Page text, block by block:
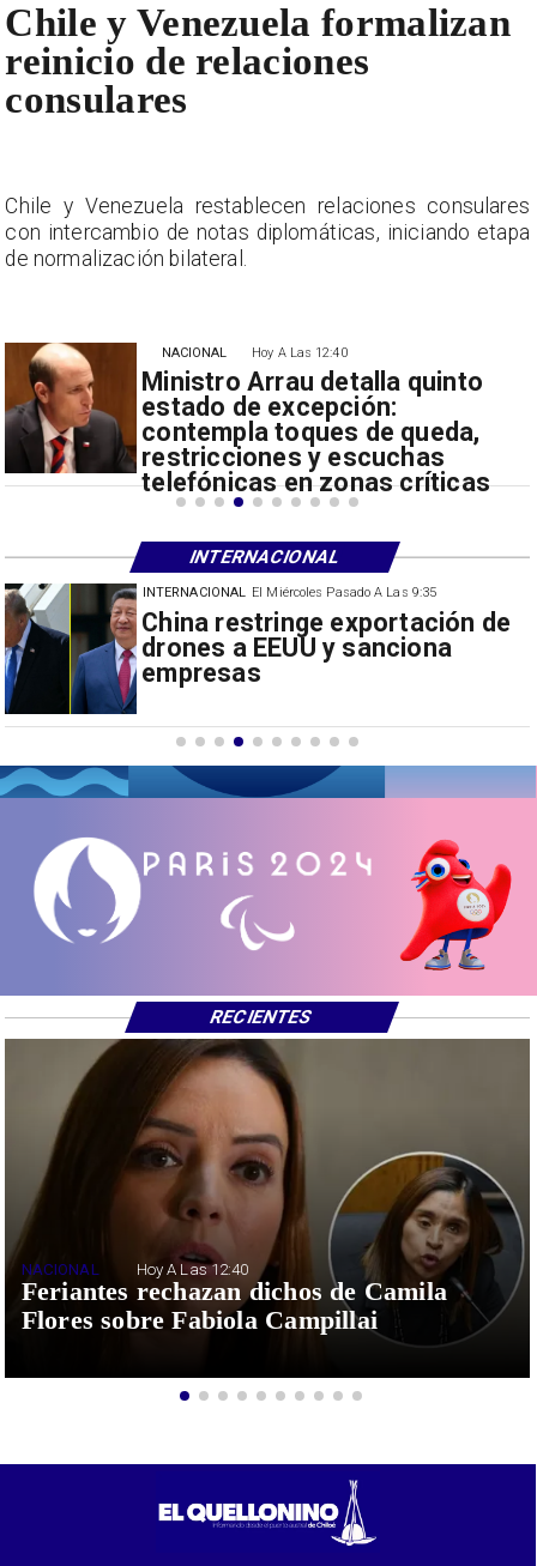
El Miércoles Pasado A Las 9:35
China restringe exportación de
drones a EEUU y sanciona
empresas
INTERNACIONAL
Hoy A Las 12:40
Ministro Arrau detalla quinto
estado de excepción:
contempla toques de queda,
restricciones y escuchas
telefónicas en zonas críticas
NACIONAL
Chile y Venezuela formalizan
reinicio de relaciones
consulares
Chile y Venezuela restablecen relaciones consulares
con intercambio de notas diplomáticas, iniciando etapa
de normalización bilateral.
INTERNACIONAL
Feriantes rechazan dichos de Camila
Flores sobre Fabiola Campillai
NACIONAL Hoy A Las 12:40
RECIENTES